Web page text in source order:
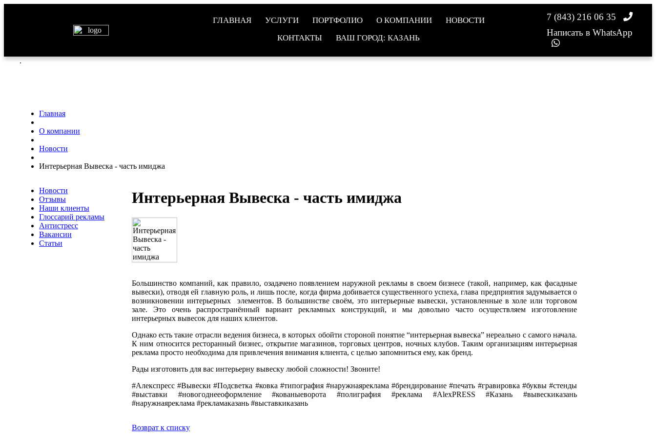
ГЛАВНАЯ УСЛУГИ ПОРТФОЛИО О КОМПАНИИ
НОВОСТИ
КОНТАКТЫ
ВАШ ГОРОД: КАЗАНЬ
7 (843) 216 06 35
Написать в WhatsApp
.
Главная
О компании
Новости
Интерьерная Вывеска - часть имиджа
Новости
Отзывы
Наши клиенты
Глоссарий рекламы
Антистресс
Вакансии
Статьи
Интерьерная Вывеска - часть имиджа
Большинство компаний, как правило, озадачено появлением наружной рекламы в своем бизнесе (такой, например, как фасадные
вывески), отводя ей главную роль, и лишь после, когда фирма добивается существенного успеха, глава предприятия задумывается о
возникновении интерьерных элементов. В большинстве своём, это интерьерные вывески, установленные в холе или торговом
зале. Это очень распространённый вариант рекламных конструкций, и мы довольно часто осуществляем изготовление
интерьерных вывесок для наших клиентов.
Однако есть такие отрасли ведения бизнеса, в которых обойти стороной понятие “интерьерная вывеска” нереально с самого начала.
К ним относится ресторанный бизнес, открытие магазинов, торговых центров, ночных клубов. Таким организациям интерьерная
реклама просто необходима для привлечения внимания клиента, с целью запомниться ему, как бренд.
Рады изготовить для вас интерьерну вывеску любой сложности! Звоните!
#Алекспресс #Вывески #Подсветка #ковка #типография #наружнаяреклама #брендирование #печать #гравировка #буквы #стенды
#выставки #новогоднееоформление #кованыеворота #полиграфия #реклама #AlexPRESS #Казань #вывескиказань
#наружнаяреклама #рекламаказань #выставкиказань
Возврат к списку